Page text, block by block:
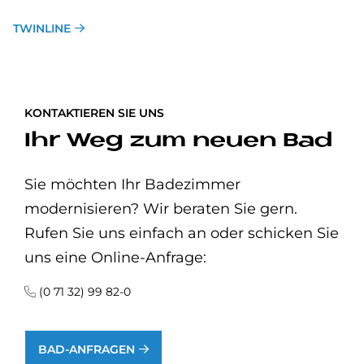
TWINLINE
KONTAKTIEREN SIE UNS
Ihr Weg zum neuen Bad
Sie möchten Ihr Badezimmer
modernisieren? Wir beraten Sie gern.
Rufen Sie uns einfach an oder schicken Sie
uns eine Online-Anfrage:
(0 71 32) 99 82-0
BAD-ANFRAGEN